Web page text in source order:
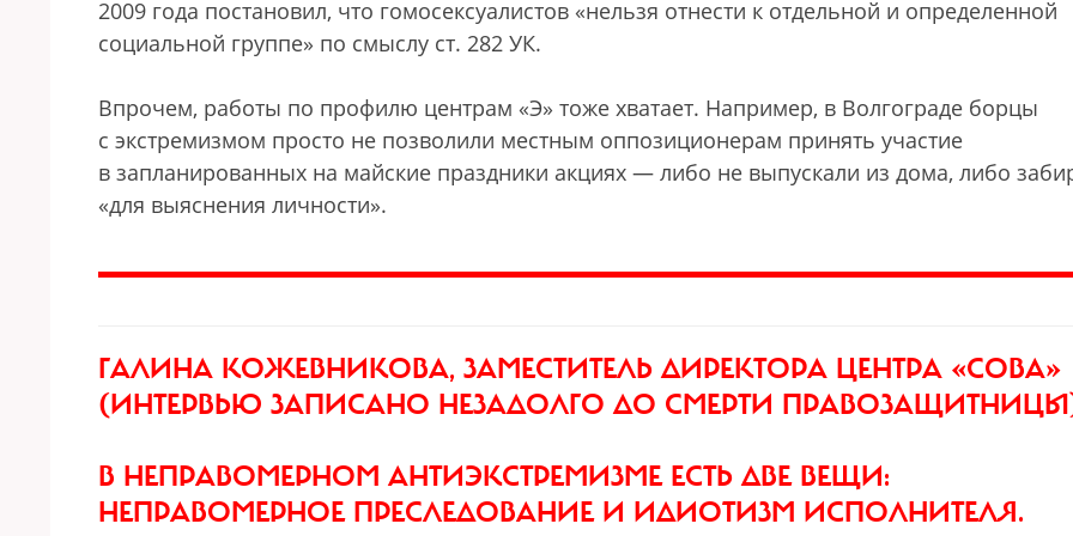
2009 года постановил, что гомосексуалистов «нельзя отнести к отдельной и определенной
социальной группе» по смыслу ст. 282 УК.
Впрочем, работы по профилю центрам «Э» тоже хватает. Например, в Волгограде борцы
с экстремизмом просто не позволили местным оппозиционерам принять участие
в запланированных на майские праздники акциях — либо не выпускали из дома, либо
«для выяснения личности».
ГАЛИНА КОЖЕВНИКОВА, ЗАМЕСТИТЕЛЬ ДИРЕКТОРА ЦЕНТРА «СОВА»
(ИНТЕРВЬЮ ЗАПИСАНО НЕЗАДОЛГО ДО СМЕРТИ
В НЕПРАВОМЕРНОМ АНТИЭКСТРЕМИЗМЕ ЕСТЬ ДВЕ ВЕЩИ:
НЕПРАВОМЕРНОЕ ПРЕСЛЕДОВАНИЕ И ИДИОТИЗМ ИСПОЛНИТЕЛЯ.